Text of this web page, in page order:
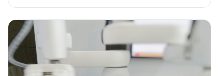
succesvolle automatisering en winstgevendheid.